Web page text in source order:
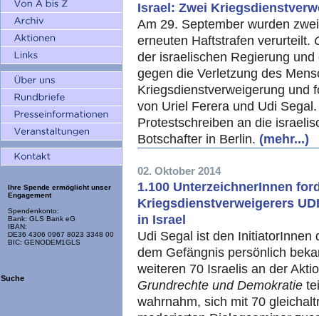
Ihre Spende ermöglicht unser
Engagement
Spendenkonto:
Bank: GLS Bank eG
IBAN:
DE36 4306 0967 8023 3348 00
BIC: GENODEM1GLS
Suche
Israel: Zwei
Am 29. September wurden
erneuten Haftstrafen verurteilt.
der israelischen Regierung
gegen die Verletzung des
Kriegsdienstverweigerung und
von Uriel Ferera und Udi
Protestschreiben an die
Botschafter in Berlin. (mehr...)
02. Oktober 2014
1.100 UnterzeichnerInnen
Kriegsdienstverweigerers
in Israel
Udi Segal ist den InitiatorInnen
dem Gefängnis persönlich
weiteren 70 Israelis an der
Grundrechte und Demokratie
wahrnahm, sich mit 70